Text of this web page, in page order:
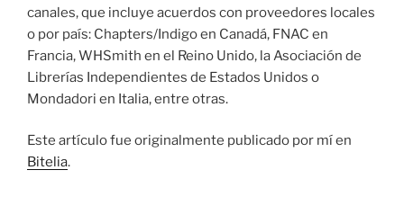
canales, que incluye acuerdos con proveedores locales
o por país: Chapters/Indigo en Canadá, FNAC en
Francia, WHSmith en el Reino Unido, la Asociación de
Librerías Independientes de Estados Unidos o
Mondadori en Italia, entre otras.
Este artículo fue originalmente publicado por mí en
Bitelia.